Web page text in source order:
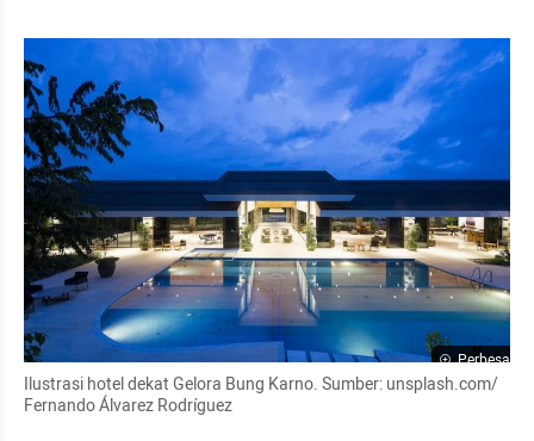
Perbesar
Ilustrasi hotel dekat Gelora Bung Karno. Sumber: unsplash.com/
Fernando Álvarez Rodríguez